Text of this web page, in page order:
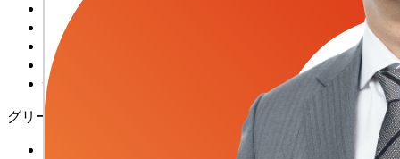
コーポレート・ガバナンス
気候変動
ビジネスインテグリティ
ESGリスク戦略
情報セキュリティ
グリーン製品
研究開発におけるイノベーション